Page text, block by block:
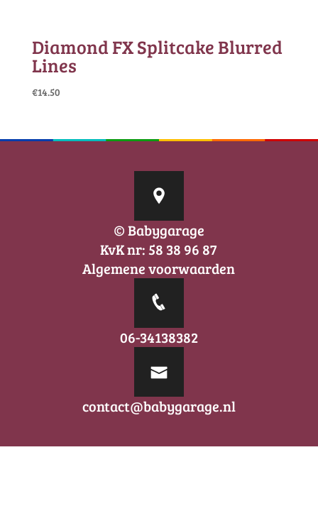
Diamond FX Splitcake Blurred
Lines
€14.50
© Babygarage
KvK nr: 58 38 96 87
Algemene voorwaarden
06-34138382
contact@babygarage.nl